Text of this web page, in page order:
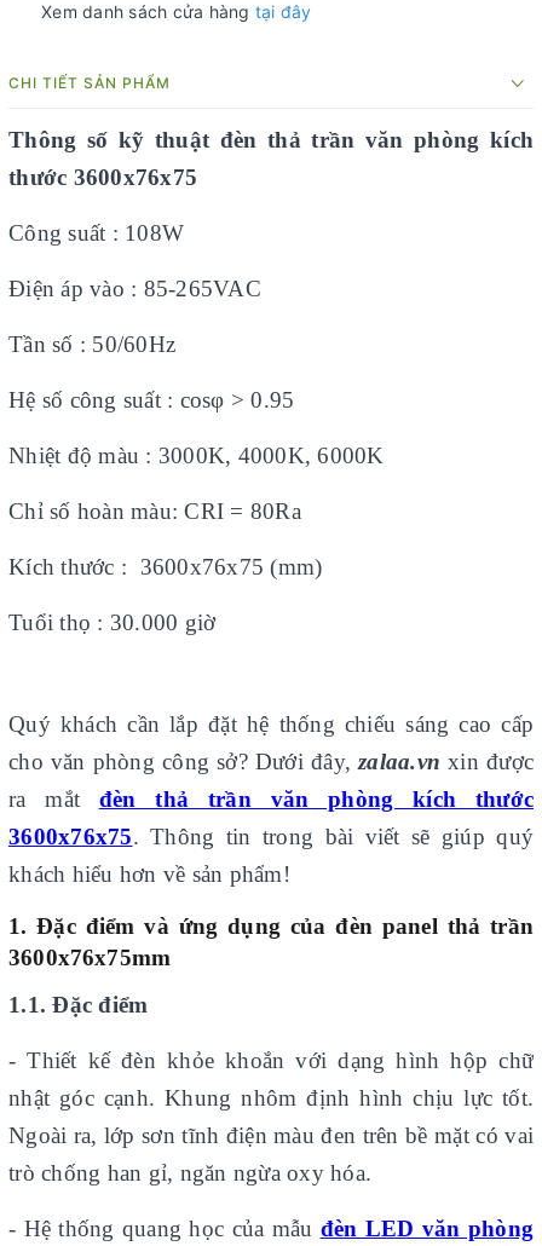
Xem danh sách cửa hàng tại đây
CHI TIẾT SẢN PHẨM
Thông số kỹ thuật đèn thả trần văn phòng kích
thước 3600x76x75
Công suất : 108W
Điện áp vào : 85-265VAC
Tần số : 50/60Hz
Hệ số công suất : cosφ > 0.95
Nhiệt độ màu : 3000K, 4000K, 6000K
Chỉ số hoàn màu: CRI = 80Ra
Kích thước : 3600x76x75 (mm)
Tuổi thọ : 30.000 giờ
Quý khách cần lắp đặt hệ thống chiếu sáng cao cấp
cho văn phòng công sở? Dưới đây,zalaa.vn xin được
ra mắt đèn thả trần văn phòng kích thước
3600x76x75. Thông tin trong bài viết sẽ giúp quý
khách hiểu hơn về sản phẩm!
1. Đặc điểm và ứng dụng của đèn panel thả trần
3600x76x75mm
1.1.Đặc điểm
- Thiết kế đèn khỏe khoắn với dạng hình hộp chữ
nhật góc cạnh. Khung nhôm định hình chịu lực tốt.
Ngoài ra, lớp sơn tĩnh điện màu đen trên bề mặt có vai
trò chống han gỉ, ngăn ngừa oxy hóa.
- Hệ thống quang học của mẫu đèn LED văn phòng